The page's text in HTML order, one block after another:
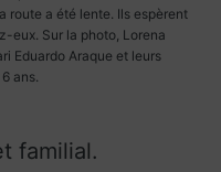
route a été lente. Ils espèrent
eux. Sur la photo, Lorena
Eduardo Araque et leurs
ans.
familial.